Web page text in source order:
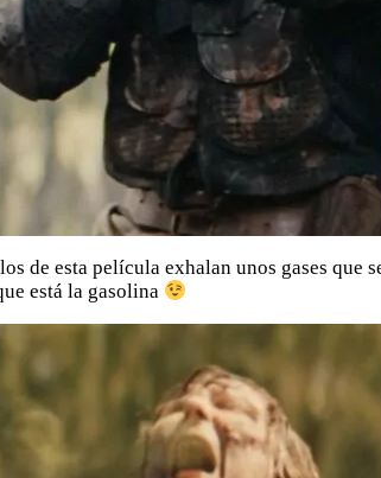
de esta película exhalan unos gases
está la gasolina